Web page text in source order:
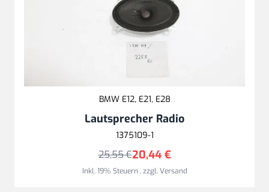
BMW E12, E21, E28
Lautsprecher Radio
1375109-1
20,44 €
25,55 €
Inkl. 19% Steuern,zzgl.Versand